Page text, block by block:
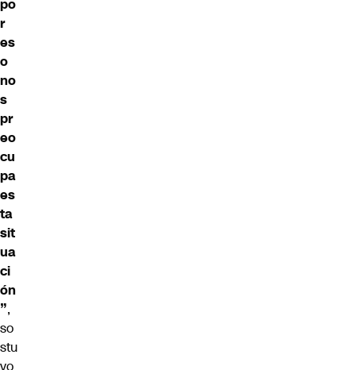
po
r
es
o
no
s
pr
eo
cu
pa
es
ta
sit
ua
ci
ón
”,
so
stu
vo